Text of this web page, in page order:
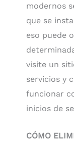
modernos
que se
eso puede
visite un
servicios y
funcionar
inicios de
CÓMO